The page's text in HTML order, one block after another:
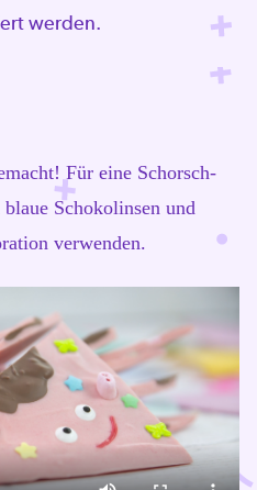
werden.
Für eine Schorsch-
Schokolinsen und
verwenden.